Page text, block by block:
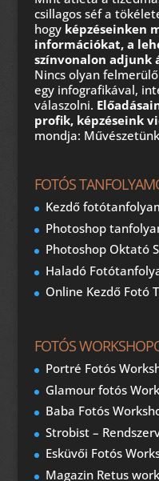
csillagos séf a
hogy képzéseinken
információkat, a
színvonalon adjunk
Nincs olyan
egy infografikával,
válaszolni.
profik, képzéseink
mondja:
FOTÓS
Kezdő
Photoshop
Photoshop Oktató
Haladó
Online Kezdő Fotó
FOTÓS
Portré Fotós
Glamour fotós
Baba Fotós
Strobist –
Esküvői Fotós
Magazin Retus